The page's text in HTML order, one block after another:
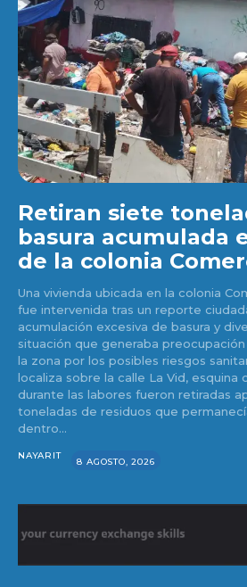
Retiran siete
basura acumulada
de la colonia
Una vivienda ubicada en la colonia
fue intervenida tras un reporte
acumulación excesiva de basura y
situación que generaba
la zona por los posibles riesgos sanitarios. El
localiza sobre la calle La Vid, esquina
durante las labores fueron retiradas
toneladas de residuos que
dentro...
NAYARIT
8 AGOSTO, 2026